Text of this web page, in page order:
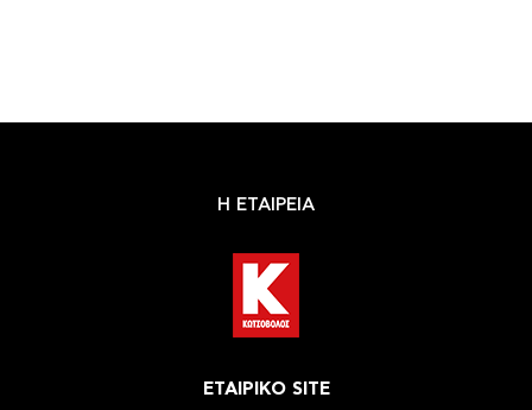
Η ΕΤΑΙΡΕΙΑ
ΕΤΑΙΡΙΚΟ SITE